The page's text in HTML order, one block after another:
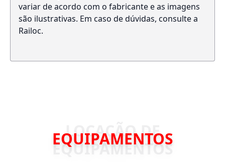
variar de acordo com o fabricante e as imagens
são ilustrativas. Em caso de dúvidas, consulte a
Railoc.
EQUIPAMENTOS